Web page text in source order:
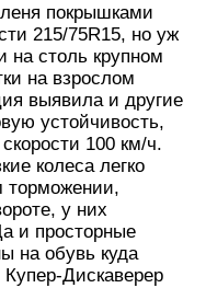
покрышками
215/75R15, но уж
на столь крупном
на взрослом
выявила и другие
устойчивость,
100 км/ч.
колеса легко
торможении,
у них
и просторные
на обувь куда
Дискаверер